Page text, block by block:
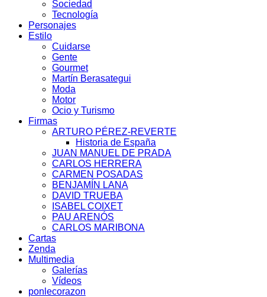
Sociedad
Tecnología
Personajes
Estilo
Cuidarse
Gente
Gourmet
Martín Berasategui
Moda
Motor
Ocio y Turismo
Firmas
ARTURO PÉREZ-REVERTE
Historia de España
JUAN MANUEL DE PRADA
CARLOS HERRERA
CARMEN POSADAS
BENJAMÍN LANA
DAVID TRUEBA
ISABEL COIXET
PAU ARENÓS
CARLOS MARIBONA
Cartas
Zenda
Multimedia
Galerías
Vídeos
ponlecorazon